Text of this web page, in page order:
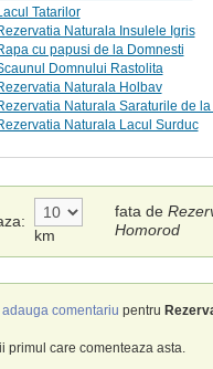
Tatarilor
Naturala Insulele Igris
cu papusi de la Domnesti
Domnului Rastolita
Naturala Holbav
Naturala Saraturile de
Naturala Lacul Surduc
km
fata de
Homorod
adauga comentariu pentru
primul care comenteaza asta.